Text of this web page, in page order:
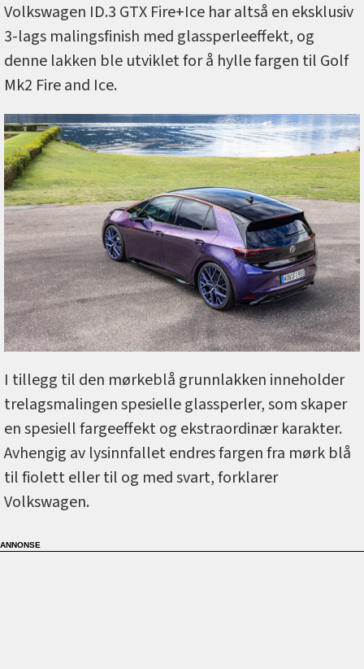
Volkswagen ID.3 GTX Fire+Ice har altså en eksklusiv
3-lags malingsfinish med glassperleeffekt, og
denne lakken ble utviklet for å hylle fargen til Golf
Mk2 Fire and Ice.
I tillegg til den mørkeblå grunnlakken inneholder
trelagsmalingen spesielle glassperler, som skaper
en spesiell fargeeffekt og ekstraordinær karakter.
Avhengig av lysinnfallet endres fargen fra mørk blå
til fiolett eller til og med svart, forklarer
Volkswagen.